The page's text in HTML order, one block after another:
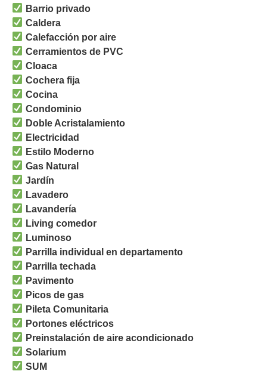
Barrio privado
Caldera
Calefacción por aire
Cerramientos de PVC
Cloaca
Cochera fija
Cocina
Condominio
Doble Acristalamiento
Electricidad
Estilo Moderno
Gas Natural
Jardín
Lavadero
Lavandería
Living comedor
Luminoso
Parrilla individual en departamento
Parrilla techada
Pavimento
Picos de gas
Pileta Comunitaria
Portones eléctricos
Preinstalación de aire acondicionado
Solarium
SUM